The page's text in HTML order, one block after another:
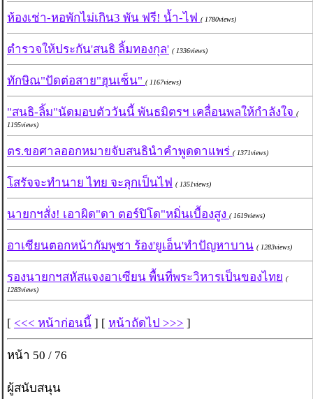
ห้องเช่า-หอพักไม่เกิน3 พัน ฟรี! น้ำ-ไฟ ( 1780views)
ตำรวจให้ประกัน'สนธิ ลิ้มทองกุล' ( 1336views)
ทักษิณ"ปัดต่อสาย"ฮุนเซ็น" ( 1167views)
"สนธิ-ลิ้ม"นัดมอบตัววันนี้ พันธมิตรฯ เคลื่อนพลให้กำลังใจ (
1195views)
ตร.ขอศาลออกหมายจับสนธินำคำพูดดาแพร่ ( 1371views)
โสรัจจะทำนาย ไทย จะลุกเป็นไฟ ( 1351views)
นายกฯสั่ง! เอาผิด"ดา ตอร์ปิโด"หมิ่นเบื้องสูง ( 1619views)
อาเซียนตอกหน้ากัมพูชา ร้อง'ยูเอ็น'ทำปัญหาบาน ( 1283views)
รองนายกฯสหัสแจงอาเซียน พื้นที่พระวิหารเป็นของไทย (
1283views)
[ <<< หน้าก่อนนี้ ] [ หน้าถัดไป >>> ]
หน้า 50 / 76
ผู้สนับสนุน